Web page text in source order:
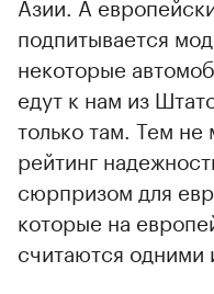
подпитывается
некоторые
едут к нам из
только там. Тем
рейтинг
сюрпризом для
которые на
считаются одними